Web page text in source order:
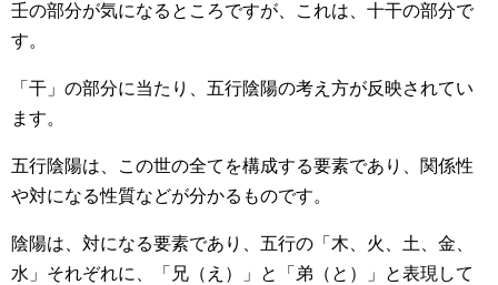
壬の部分が気になるところですが、これは、十干の部分で
す。
「干」の部分に当たり、五行陰陽の考え方が反映されてい
ます。
五行陰陽は、この世の全てを構成する要素であり、関係性
や対になる性質などが分かるものです。
陰陽は、対になる要素であり、五行の「木、火、土、金、
水」それぞれに、「兄（え）」と「弟（と）」と表現して